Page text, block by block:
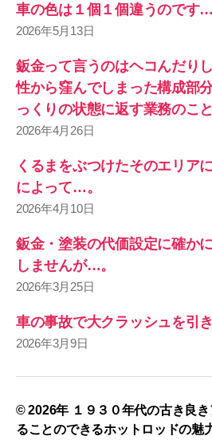
車の色は１個１個違うのです…
2026年5月13日
鈑金って言うのはヘコんだり
性から窪んでしまった構成部
っくりの状態に返す業務のこ
2026年4月26日
くるまをぶつけたそのエリア
によって…。
2026年4月10日
鈑金・塗装の代価設定に確か
しませんが…。
2026年3月25日
車の事故で大クラッシュを引
2026年3月9日
© 2026年 １９３０年代の古き良
ることのできるホットロッドの魅